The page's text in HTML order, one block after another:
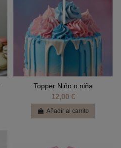
Topper Niño o niña
12,00 €
Añadir al carrito